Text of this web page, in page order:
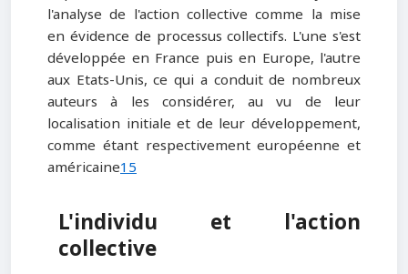
l'analyse de l'action collective comme la mise
en évidence de processus collectifs. L'une s'est
développée en France puis en Europe, l'autre
aux Etats-Unis, ce qui a conduit de nombreux
auteurs à les considérer, au vu de leur
localisation initiale et de leur développement,
comme étant respectivement européenne et
américaine15
L'individu et l'action
collective